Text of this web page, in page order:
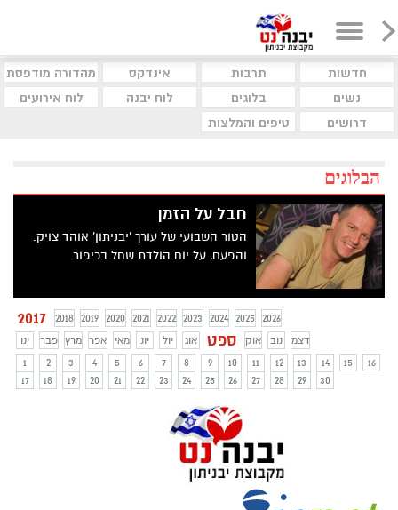
חדשות תרבות אינדקס
מהדורה מודפסת
נשים
בלוגים לוח יבנה
לוח אירועים
דרושים
טיפים והמלצות
הבלוגים
חבל על הזמן
הטור השבועי של עורך 'יבניתון' אוהד צויק.
והפעם, על יום הולדת שחל בכיפור
2017 2018 2019 2020 2021 2022 2023 2024 2025
2026
ינו
פבר מרץ אפר מאי יונ יול אוג ספט אוק נוב
דצמ
1
2 3 4 5 6 7 8 9 10 11 12 13 14 15
16
17
18 19 20 21 22 23 24 25 26 27 28 29 30